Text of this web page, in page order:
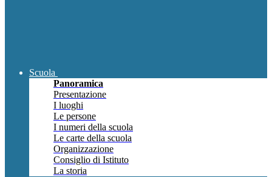
Scuola
Panoramica
Presentazione
I luoghi
Le persone
I numeri della scuola
Le carte della scuola
Organizzazione
Consiglio di Istituto
La storia